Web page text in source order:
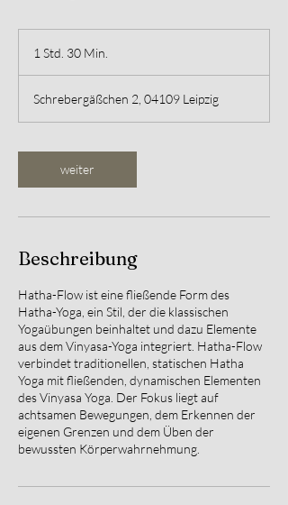
1 Std. 30 Min.
d
3
M
n
Schrebergäßchen 2, 04109 Leipzig
weiter
Beschreibung
Hatha-Flow ist eine fließende Form des
Hatha-Yoga, ein Stil, der die klassischen
Yogaübungen beinhaltet und dazu Elemente
aus dem Vinyasa-Yoga integriert. Hatha-Flow
verbindet traditionellen, statischen Hatha
Yoga mit fließenden, dynamischen Elementen
des Vinyasa Yoga. Der Fokus liegt auf
achtsamen Bewegungen, dem Erkennen der
eigenen Grenzen und dem Üben der
bewussten Körperwahrnehmung.